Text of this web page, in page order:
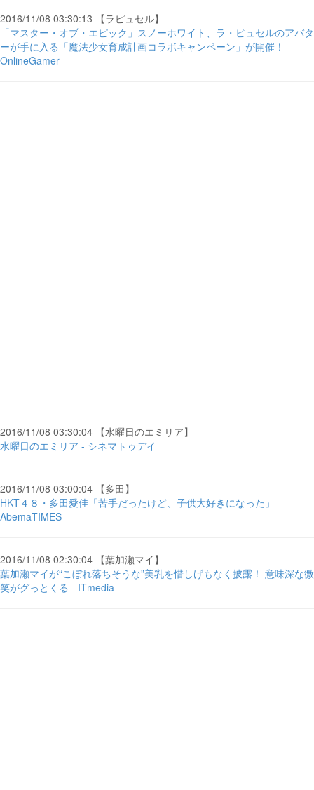
2016/11/08 03:30:13 【ラピュセル】
「マスター・オブ・エピック」スノーホワイト、ラ・ピュセルのアバタ
ーが手に入る「魔法少女育成計画コラボキャンペーン」が開催！ -
OnlineGamer
2016/11/08 03:30:04 【水曜日のエミリア】
水曜日のエミリア - シネマトゥデイ
2016/11/08 03:00:04 【多田】
HKT４８・多田愛佳「苦手だったけど、子供大好きになった」 -
AbemaTIMES
2016/11/08 02:30:04 【葉加瀬マイ】
葉加瀬マイが“こぼれ落ちそうな”美乳を惜しげもなく披露！ 意味深な微
笑がグっとくる - ITmedia